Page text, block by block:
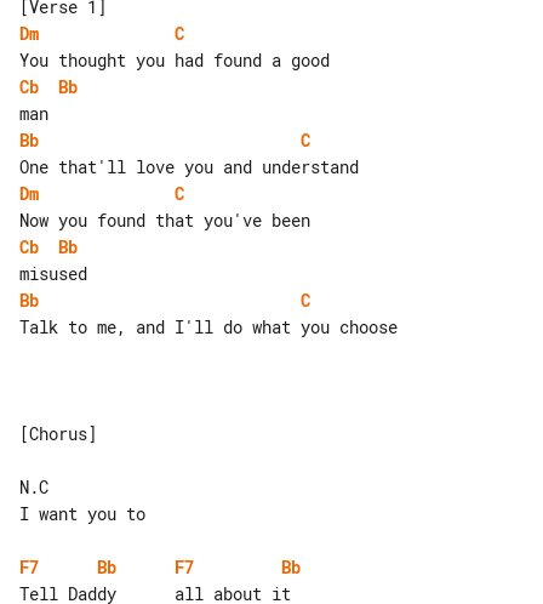
Dm
C
Cb
Bb
Bb
C
Dm
C
Cb
Bb
Bb
C
Talk to me, and I'll do what you choose
[Chorus]
N.C
I want you to
F7 Bb F7
Bb